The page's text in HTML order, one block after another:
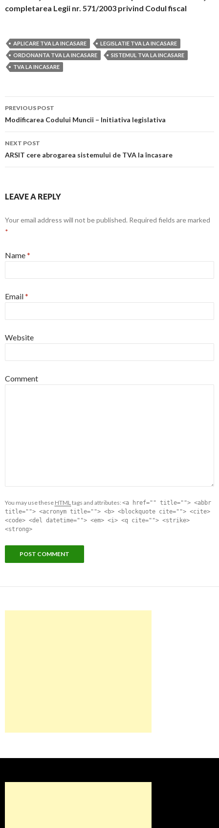
completarea Legii nr. 571/2003 privind Codul fiscal
APLICARE TVA LA INCASARE
LEGISLATIE TVA LA INCASARE
ORDONANTA TVA LA INCASARE
SISTEMUL TVA LA INCASARE
TVA LA INCASARE
Post navigation
PREVIOUS POST
Modificarea Codului Muncii – Initiativa legislativa
NEXT POST
ARSIT cere abrogarea sistemului de TVA la încasare
LEAVE A REPLY
Your email address will not be published. Required fields are marked
*
Name*
Email*
Website
Comment
You may use these HTMLtags and attributes: <a href="" title=""> <abbr
title=""> <acronym title=""> <b> <blockquote cite=""> <cite>
<code> <del datetime=""> <em> <i> <q cite=""> <strike>
<strong>